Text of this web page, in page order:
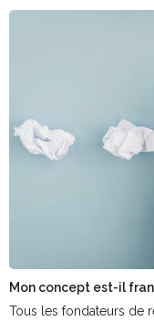
Mon concept est-il
Tous les fondateurs de